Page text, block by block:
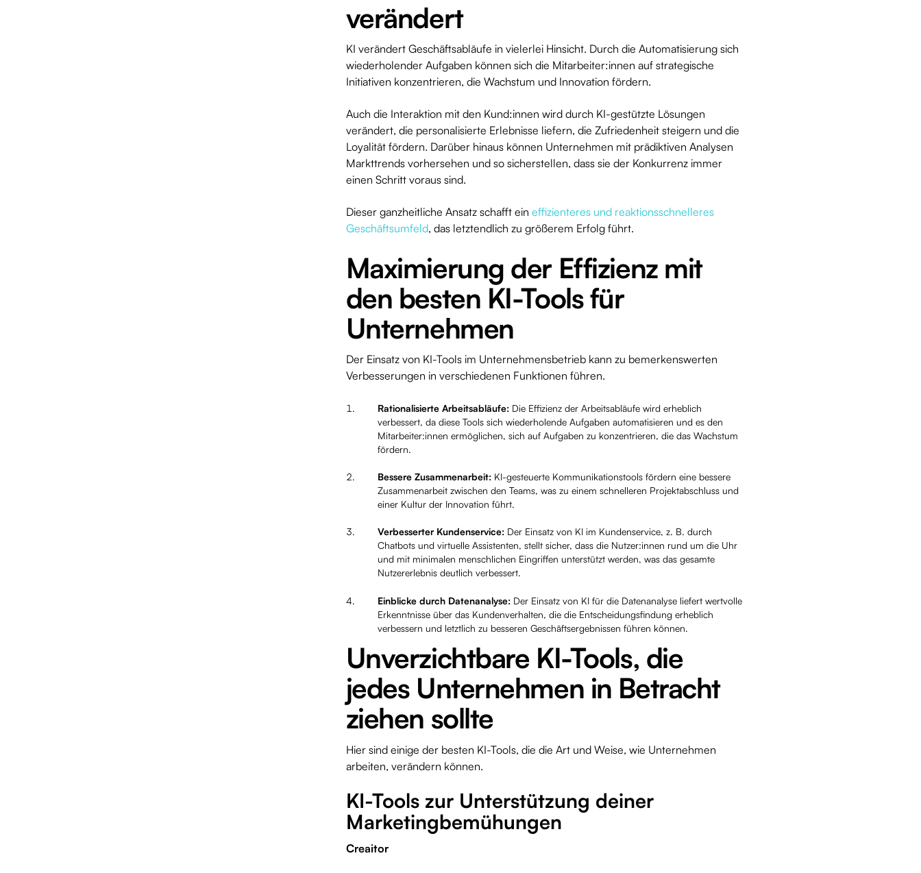
verändert
KI verändert Geschäftsabläufe in vielerlei Hinsicht. Durch die Automatisierung sich
wiederholender Aufgaben können sich die Mitarbeiter:innen auf strategische
Initiativen konzentrieren, die Wachstum und Innovation fördern.
Auch die Interaktion mit den Kund:innen wird durch KI-gestützte Lösungen
verändert, die personalisierte Erlebnisse liefern, die Zufriedenheit steigern und die
Loyalität fördern. Darüber hinaus können Unternehmen mit prädiktiven Analysen
Markttrends vorhersehen und so sicherstellen, dass sie der Konkurrenz immer
einen Schritt voraus sind.
Dieser ganzheitliche Ansatz schafft ein effizienteres und reaktionsschnelleres
Geschäftsumfeld, das letztendlich zu größerem Erfolg führt.
Maximierung der Effizienz mit
den besten KI-Tools für
Unternehmen
Der Einsatz von KI-Tools im Unternehmensbetrieb kann zu bemerkenswerten
Verbesserungen in verschiedenen Funktionen führen.
Rationalisierte Arbeitsabläufe: Die Effizienz der Arbeitsabläufe wird erheblich
verbessert, da diese Tools sich wiederholende Aufgaben automatisieren und es den
Mitarbeiter:innen ermöglichen, sich auf Aufgaben zu konzentrieren, die das Wachstum
fördern.
Bessere Zusammenarbeit: KI-gesteuerte Kommunikationstools fördern eine bessere
Zusammenarbeit zwischen den Teams, was zu einem schnelleren Projektabschluss und
einer Kultur der Innovation führt.
Verbesserter Kundenservice:Der Einsatz von KI im Kundenservice, z. B. durch
Chatbots und virtuelle Assistenten, stellt sicher, dass die Nutzer:innen rund um die Uhr
und mit minimalen menschlichen Eingriffen unterstützt werden, was das gesamte
Nutzererlebnis deutlich verbessert.
Einblicke durch Datenanalyse: Der Einsatz von KI für die Datenanalyse liefert wertvolle
Erkenntnisse über das Kundenverhalten, die die Entscheidungsfindung erheblich
verbessern und letztlich zu besseren Geschäftsergebnissen führen können.
Unverzichtbare KI-Tools, die
jedes Unternehmen in Betracht
ziehen sollte
Hier sind einige der besten KI-Tools, die die Art und Weise, wie Unternehmen
arbeiten, verändern können.
KI-Tools zur Unterstützung deiner
Marketingbemühungen
Creaitor